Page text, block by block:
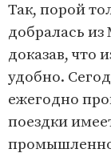
Так, порой
добралась
доказав, что
удобно.
ежегодно
поездки